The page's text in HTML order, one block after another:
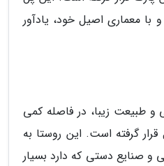
معماری اصیل خود، یادآور
طبیعت زیبا، در فاصله کمی
گرفته است. این روستا به
صنایع دستی که دارد بسیار